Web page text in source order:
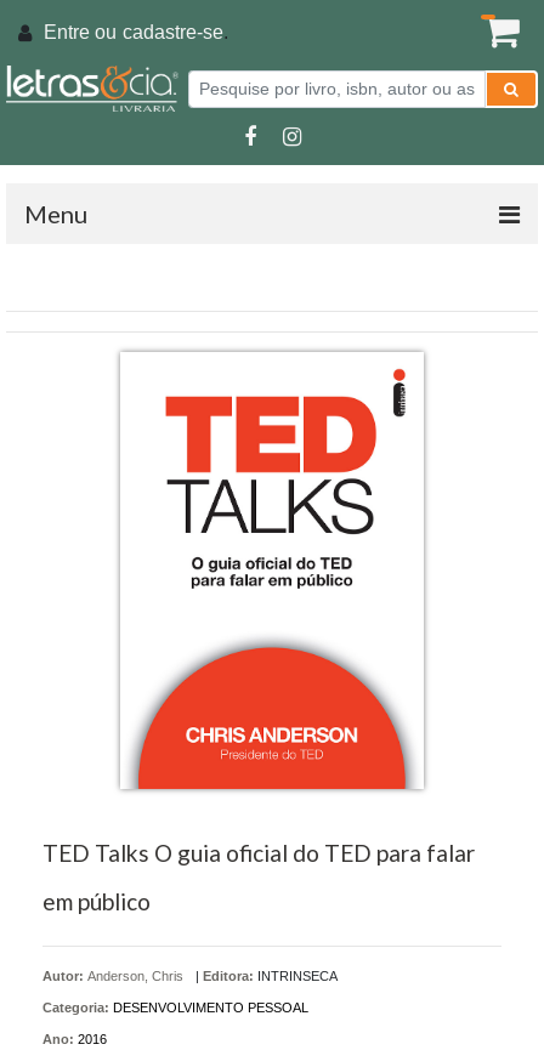
Entre ou cadastre-se.
Menu
TED Talks O guia oficial do TED para falar
em público
Autor: Anderson, Chris | Editora: INTRINSECA
Categoria: DESENVOLVIMENTO PESSOAL
Ano: 2016